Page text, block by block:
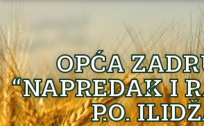
OPĆA
“NAPREDAK I
P.O.